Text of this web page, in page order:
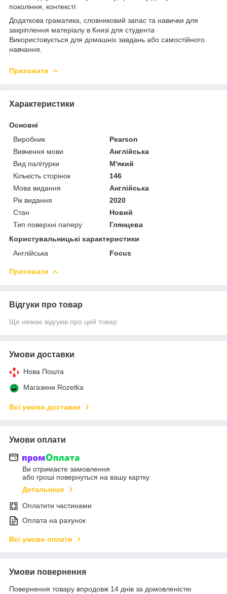
покоління, контексті
Додаткова граматика, словниковий запас та навички для
закріплення матеріалу в Книзі для студента
Використовується для домашніх завдань або самостійного
навчання.
Приховати
Характеристики
Основні
Виробник
Pearson
Вивчення мови
Англійська
Вид палітурки
М'який
Кількість сторінок
146
Мова видання
Англійська
Рік видання
2020
Стан
Новий
Тип поверхні паперу
Глянцева
Користувальницькі характеристики
Англійська
Focus
Приховати
Відгуки про товар
Ще немає відгуків про цей товар
Умови доставки
Нова Пошта
Магазини Rozetka
Всі умови доставки
Умови оплати
Ви отримаєте замовлення
або гроші повернуться на вашу картку
Детальніше
Оплатити частинами
Оплата на рахунок
Всі умови оплати
Умови повернення
Повернення товару впродовж 14 днів за домовленістю